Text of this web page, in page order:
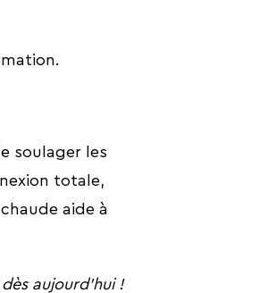
soulager les
totale,
aide à
aujourd’hui !